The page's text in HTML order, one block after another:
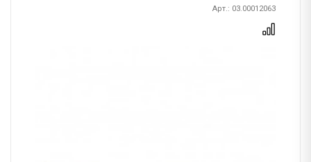
Арт.: 03.00012063